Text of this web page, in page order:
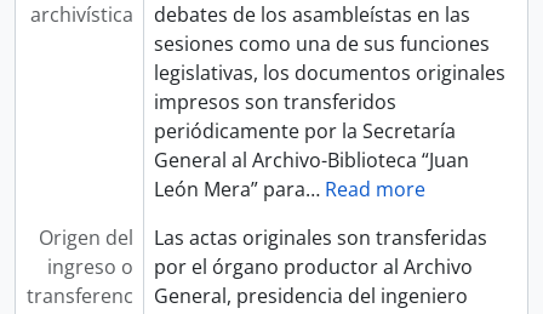
archivística
debates de los asambleístas en las
sesiones como una de sus funciones
legislativas, los documentos originales
impresos son transferidos
periódicamente por la Secretaría
General al Archivo-Biblioteca “Juan
León Mera” para… Read more
Origen del
ingreso o
transferenc
Las actas originales son transferidas
por el órgano productor al Archivo
General, presidencia del ingeniero